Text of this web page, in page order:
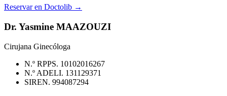
Reservar en Doctolib →
Dr. Yasmine MAAZOUZI
Cirujana Ginecóloga
N.º RPPS. 10102016267
N.º ADELI. 131129371
SIREN. 994087294